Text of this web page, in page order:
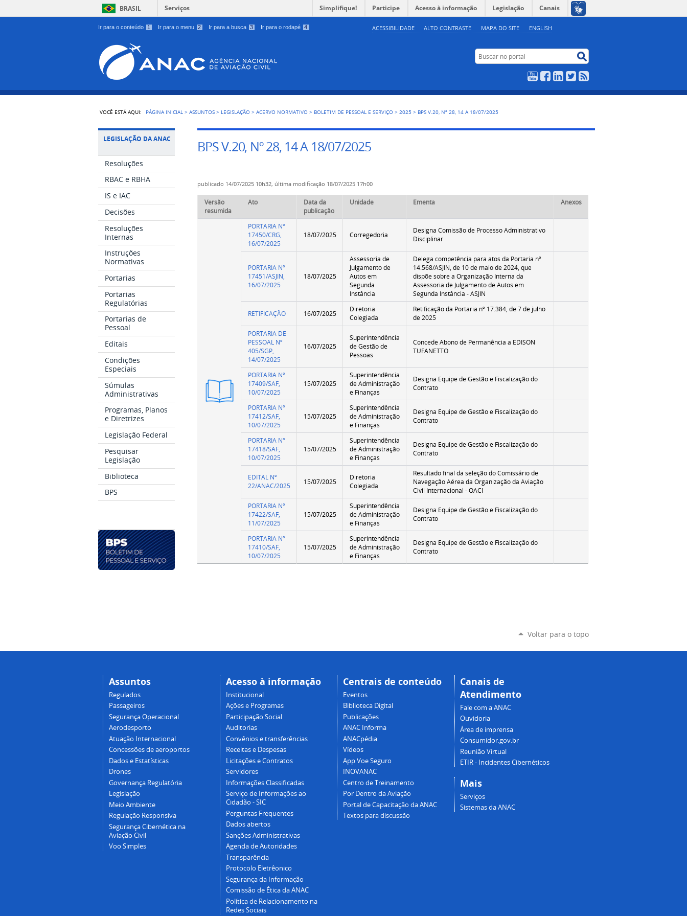
Ir para o conteúdo 1 Ir para o menu 2 Ir para a busca 3 Ir para o rodapé 4 ACESSIBILIDADE ALTO CONTRASTE MAPA DO SITE ENGLISH
BRASIL Serviços Simplifique! Participe Acesso à informação Legislação Canais
Buscar no portal
YouTubeFacebookLinkedIn
Twitter
VOCÊ ESTÁ AQUI: PÁGINA INICIAL >ASSUNTOS > LEGISLAÇÃO >ACERVO NORMATIVO > BOLETIM DE PESSOAL E SERVIÇO >2025 > BPS V.20, Nº 28, 14 A 18/07/2025
LEGISLAÇÃO DA ANAC
Resoluções
RBAC e RBHA
IS e IAC
Decisões
Resoluções
Internas
Instruções
Normativas
Portarias
Portarias
Regulatórias
Portarias de
Pessoal
Editais
Condições
Especiais
Súmulas
Administrativas
Programas, Planos
e Diretrizes
Legislação Federal
Pesquisar
Legislação
Biblioteca
BPS
BPS V.20, Nº 28, 14 A 18/07/2025
publicado 14/07/2025 10h32, última modificação 18/07/2025 17h00
Versão
resumida
Ato
Data da
publicação
Unidade Ementa Anexos
Versão
Resumida
PORTARIA Nº
17450/CRG,
16/07/2025
18/07/2025 Corregedoria
Designa Comissão de Processo Administrativo
Disciplinar
PORTARIA Nº
17451/ASJIN,
16/07/2025
18/07/2025
Assessoria de
Julgamento de
Autos em
Segunda
Instância
Delega competência para atos da Portaria nº
14.568/ASJIN, de 10 de maio de 2024, que
dispõe sobre a Organização Interna da
Assessoria de Julgamento de Autos em
Segunda Instância - ASJIN
RETIFICAÇÃO 16/07/2025
Diretoria
Colegiada
Retificação da Portaria nº 17.384, de 7 de julho
de 2025
PORTARIA DE
PESSOAL Nº
405/SGP,
14/07/2025
16/07/2025
Superintendência
de Gestão de
Pessoas
Concede Abono de Permanência a EDISON
TUFANETTO
PORTARIA Nº
17409/SAF,
10/07/2025
15/07/2025
Superintendência
de Administração
e Finanças
Designa Equipe de Gestão e Fiscalização do
Contrato
PORTARIA Nº
17412/SAF,
10/07/2025
15/07/2025
Superintendência
de Administração
e Finanças
Designa Equipe de Gestão e Fiscalização do
Contrato
PORTARIA Nº
17418/SAF,
10/07/2025
15/07/2025
Superintendência
de Administração
e Finanças
Designa Equipe de Gestão e Fiscalização do
Contrato
EDITAL Nº
22/ANAC/2025
15/07/2025
Diretoria
Colegiada
Resultado final da seleção do Comissário de
Navegação Aérea da Organização da Aviação
Civil Internacional - OACI
PORTARIA Nº
17422/SAF,
11/07/2025
15/07/2025
Superintendência
de Administração
e Finanças
Designa Equipe de Gestão e Fiscalização do
Contrato
PORTARIA Nº
17410/SAF,
10/07/2025
15/07/2025
Superintendência
de Administração
e Finanças
Designa Equipe de Gestão e Fiscalização do
Contrato
Voltar para o topo
Assuntos
Regulados
Passageiros
Segurança Operacional
Aerodesporto
Atuação Internacional
Concessões de aeroportos
Dados e Estatísticas
Drones
Governança Regulatória
Legislação
Meio Ambiente
Regulação Responsiva
Segurança Cibernética na
Aviação Civil
Voo Simples
Acesso à informação
Institucional
Ações e Programas
Participação Social
Auditorias
Convênios e transferências
Receitas e Despesas
Licitações e Contratos
Servidores
Informações Classificadas
Serviço de Informações ao
Cidadão - SIC
Perguntas Frequentes
Dados abertos
Sanções Administrativas
Agenda de Autoridades
Transparência
Protocolo Eletrêonico
Segurança da Informação
Comissão de Ética da ANAC
Política de Relacionamento na
Redes Sociais
Centrais de conteúdo
Eventos
Biblioteca Digital
Publicações
ANAC Informa
ANACpédia
Vídeos
App Voe Seguro
INOVANAC
Centro de Treinamento
Por Dentro da Aviação
Portal de Capacitação da ANAC
Textos para discussão
Canais de
Atendimento
Fale com a ANAC
Ouvidoria
Área de imprensa
Consumidor.gov.br
Reunião Virtual
ETIR - Incidentes Cibernéticos
Mais
Serviços
Sistemas da ANAC